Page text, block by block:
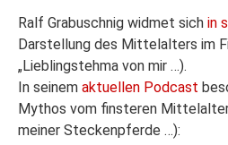
Ralf Grabuschnig widmet sich in
Darstellung des Mittelalters im
„Lieblingstehma von mir …).
In seinem aktuellen Podcast
Mythos vom finsteren
meiner Steckenpferde …):